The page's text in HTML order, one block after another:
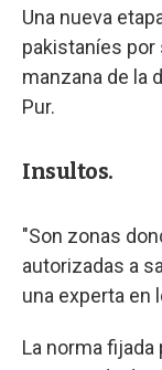
Una nueva
pakistaníes por
manzana de la
Pur.
Insultos.
"Son zonas
autorizadas a
una experta en
La norma fijada